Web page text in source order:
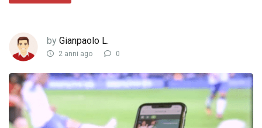
by Gianpaolo L.
2 anni ago 0